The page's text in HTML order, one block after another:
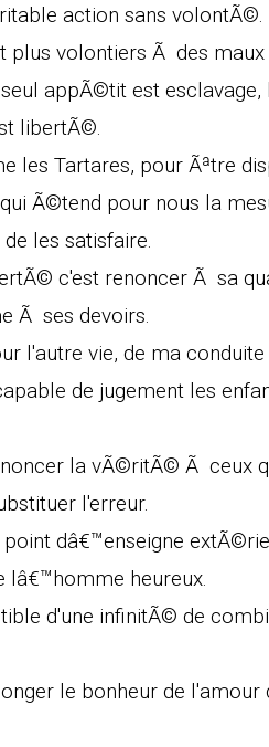
action sans volontÃ©.
plus volontiers Ã des
appÃ©tit est
libertÃ©.
les Tartares, pour Ãªtre
Ã©tend pour nous la
les satisfaire.
c'est renoncer Ã sa
Ã ses devoirs.
l'autre vie, de ma conduite
de jugement les
la vÃ©ritÃ© Ã ceux
l'erreur.
dâ€™enseigne
lâ€™homme heureux.
d'une infinitÃ© de
le bonheur de l'amour